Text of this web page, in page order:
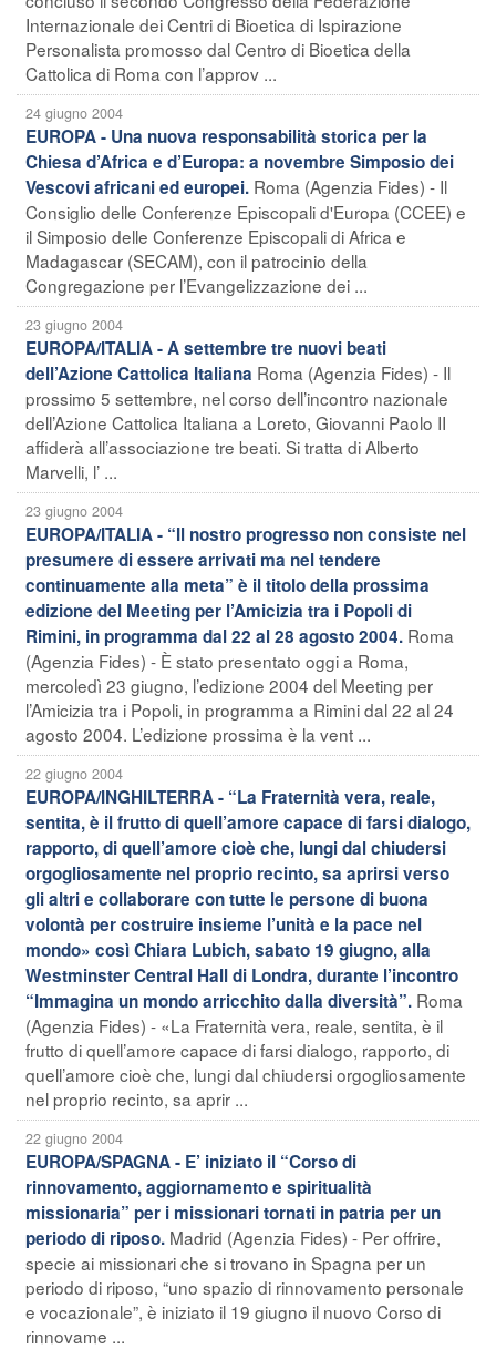
Internazionale dei Centri di Bioetica di Ispirazione
Personalista promosso dal Centro di Bioetica della
Cattolica di Roma con l’approv ...
24 giugno 2004
EUROPA - Una nuova responsabilità storica per la
Chiesa d’Africa e d’Europa: a novembre Simposio dei
Vescovi africani ed europei. Roma (Agenzia Fides) - Il
Consiglio delle Conferenze Episcopali d'Europa (CCEE) e
il Simposio delle Conferenze Episcopali di Africa e
Madagascar (SECAM), con il patrocinio della
Congregazione per l’Evangelizzazione dei ...
23 giugno 2004
EUROPA/ITALIA - A settembre tre nuovi beati
dell’Azione Cattolica Italiana Roma (Agenzia Fides) - Il
prossimo 5 settembre, nel corso dell’incontro nazionale
dell’Azione Cattolica Italiana a Loreto, Giovanni Paolo II
affiderà all’associazione tre beati. Si tratta di Alberto
Marvelli, l’ ...
23 giugno 2004
EUROPA/ITALIA - “Il nostro progresso non consiste nel
presumere di essere arrivati ma nel tendere
continuamente alla meta” è il titolo della prossima
edizione del Meeting per l’Amicizia tra i Popoli di
Rimini, in programma dal 22 al 28 agosto 2004. Roma
(Agenzia Fides) - È stato presentato oggi a Roma,
mercoledì 23 giugno, l’edizione 2004 del Meeting per
l’Amicizia tra i Popoli, in programma a Rimini dal 22 al 24
agosto 2004. L’edizione prossima è la vent ...
22 giugno 2004
EUROPA/INGHILTERRA - “La Fraternità vera, reale,
sentita, è il frutto di quell’amore capace di farsi dialogo,
rapporto, di quell’amore cioè che, lungi dal chiudersi
orgogliosamente nel proprio recinto, sa aprirsi verso
gli altri e collaborare con tutte le persone di buona
volontà per costruire insieme l’unità e la pace nel
mondo» così Chiara Lubich, sabato 19 giugno, alla
Westminster Central Hall di Londra, durante l’incontro
“Immagina un mondo arricchito dalla diversità”. Roma
(Agenzia Fides) - «La Fraternità vera, reale, sentita, è il
frutto di quell’amore capace di farsi dialogo, rapporto, di
quell’amore cioè che, lungi dal chiudersi orgogliosamente
nel proprio recinto, sa aprir ...
22 giugno 2004
EUROPA/SPAGNA - E’ iniziato il “Corso di
rinnovamento, aggiornamento e spiritualità
missionaria” per i missionari tornati in patria per un
periodo di riposo. Madrid (Agenzia Fides) - Per offrire,
specie ai missionari che si trovano in Spagna per un
periodo di riposo, “uno spazio di rinnovamento personale
e vocazionale”, è iniziato il 19 giugno il nuovo Corso di
rinnovame ...